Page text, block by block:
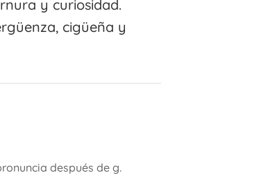
y curiosidad.
cigüeña y
después de g.